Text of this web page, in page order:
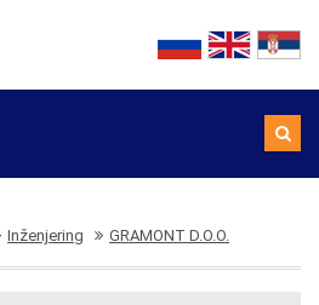
Inženjering GRAMONT D.O.O.